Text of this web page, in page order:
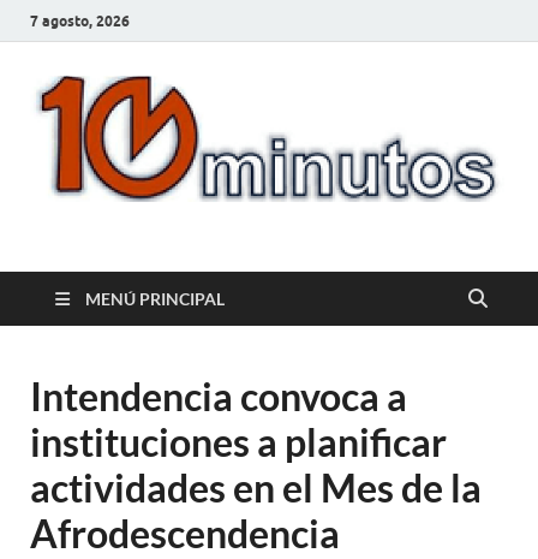
7 agosto, 2026
10minutos.com.uy
MENÚ PRINCIPAL
Intendencia convoca a
instituciones a planificar
actividades en el Mes de la
Afrodescendencia